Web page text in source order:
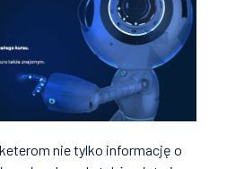
nie tylko informację o